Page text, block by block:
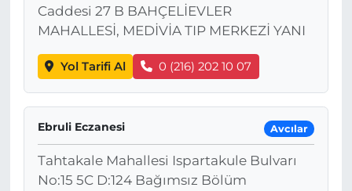
Caddesi 27 B BAHÇELİEVLER
MAHALLESİ, MEDİVİA TIP MERKEZİ YANI
Yol Tarifi Al 0 (216) 202 10 07
Ebruli Eczanesi Avcılar
Tahtakale Mahallesi Ispartakule Bulvarı
No:15 5C D:124 Bağımsız Bölüm